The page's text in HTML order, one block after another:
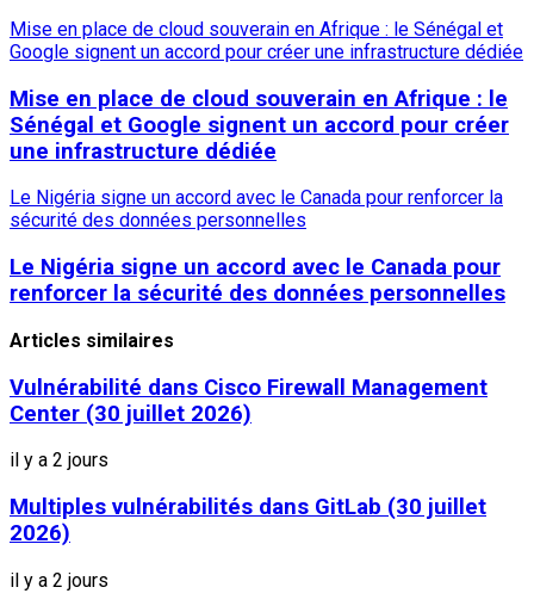
Mise en place de cloud souverain en Afrique : le Sénégal et
Google signent un accord pour créer une infrastructure dédiée
Mise en place de cloud souverain en Afrique : le
Sénégal et Google signent un accord pour créer
une infrastructure dédiée
Le Nigéria signe un accord avec le Canada pour renforcer la
sécurité des données personnelles
Le Nigéria signe un accord avec le Canada pour
renforcer la sécurité des données personnelles
Articles similaires
Vulnérabilité dans Cisco Firewall Management
Center (30 juillet 2026)
il y a 2 jours
Multiples vulnérabilités dans GitLab (30 juillet
2026)
il y a 2 jours